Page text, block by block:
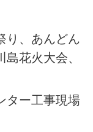
り、あんどん
花火大会、
ター工事現場